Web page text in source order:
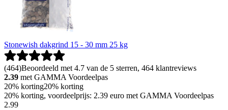
Stonewish dakgrind 15 - 30 mm 25 kg
(464)Beoordeeld met 4.7 van de 5 sterren, 464 klantreviews
2.39 met GAMMA Voordeelpas
20% korting20% korting
20% korting, voordeelprijs: 2.39 euro met GAMMA Voordeelpas
2.99